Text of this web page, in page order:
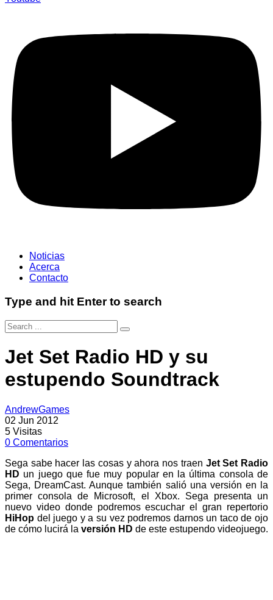
Noticias
Acerca
Contacto
Type and hit Enter to search
Jet Set Radio HD y su
estupendo Soundtrack
AndrewGames
02 Jun 2012
5 Visitas
0 Comentarios
Sega sabe hacer las cosas y ahora nos traen Jet Set Radio
HD un juego que fue muy popular en la última consola de
Sega, DreamCast. Aunque también salió una versión en la
primer consola de Microsoft, el Xbox. Sega presenta un
nuevo video donde podremos escuchar el gran repertorio
HiHop del juego y a su vez podremos darnos un taco de ojo
de cómo lucirá la versión HD de este estupendo videojuego.